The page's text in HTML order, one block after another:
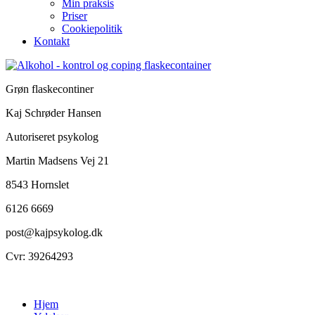
Min praksis
Priser
Cookiepolitik
Kontakt
Grøn flaskecontiner
Kaj Schrøder Hansen
Autoriseret psykolog
Martin Madsens Vej 21
8543 Hornslet
6126 6669
post@kajpsykolog.dk
Cvr: 39264293
Hjem